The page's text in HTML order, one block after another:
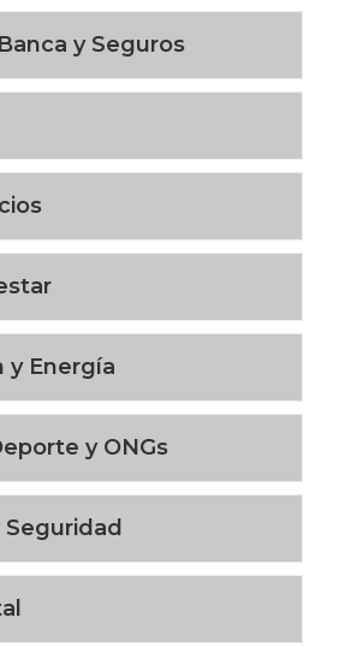
y Seguros
y Energía
y ONGs